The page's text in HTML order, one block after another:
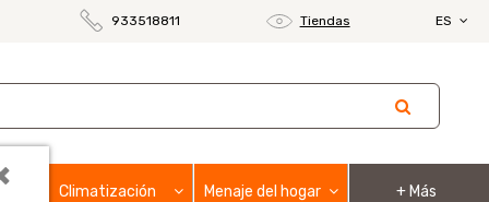
933518811 Tiendas ES
Climatización Menaje del hogar + Más